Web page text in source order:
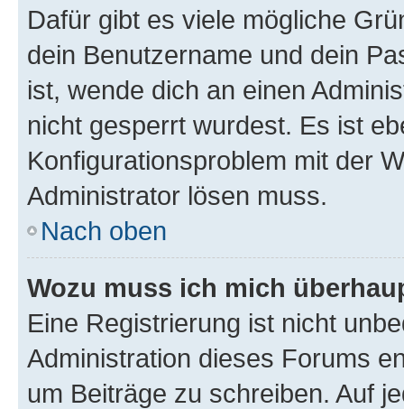
Dafür gibt es viele mögliche
dein Benutzername und dein
ist, wende dich an einen
nicht gesperrt wurdest. Es ist
Konfigurationsproblem mit der
Administrator lösen muss.
Nach oben
Wozu muss ich mich
Eine Registrierung ist nicht
Administration dieses Forums
um Beiträge zu schreiben. Auf